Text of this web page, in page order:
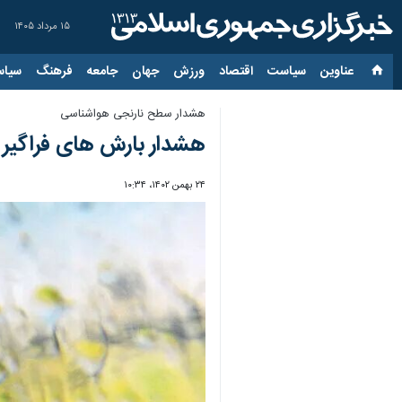
۱۵ مرداد ۱۴۰۵
عناوین‌ سیاست اقتصاد ورزش جهان جامعه فرهنگ
هشدار سطح نارنجی هواشناسی
هشدار بارش های
۲۴ بهمن ۱۴۰۲، ۱۰:۳۴